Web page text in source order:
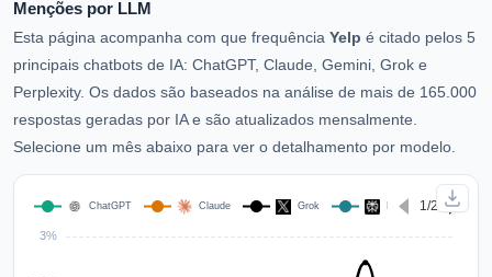
Menções por LLM
Esta página acompanha com que frequência Yelp é citado pelos 5
principais chatbots de IA: ChatGPT, Claude, Gemini, Grok e
Perplexity. Os dados são baseados na análise de mais de 165.000
respostas geradas por IA e são atualizados mensalmente.
Selecione um mês abaixo para ver o detalhamento por modelo.